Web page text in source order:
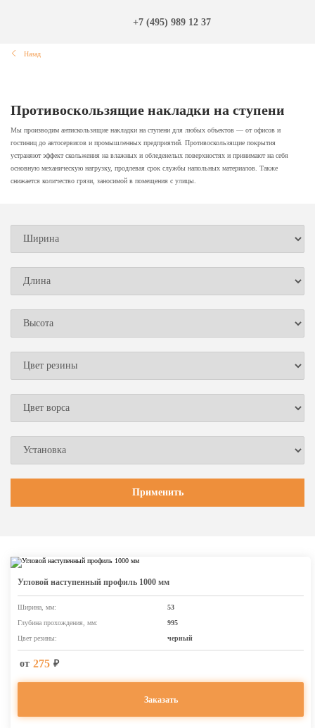
+7 (495) 989 12 37
Назад
Противоскользящие накладки на ступени
Мы производим антискользящие накладки на ступени для любых объектов — от офисов и
гостиниц до автосервисов и промышленных предприятий. Противоскользящие покрытия
устраняют эффект скольжения на влажных и обледенелых поверхностях и принимают на себя
основную механическую нагрузку, продлевая срок службы напольных материалов. Также
снижается количество грязи, заносимой в помещения с улицы.
Угловой наступенный профиль 1000 мм
Ширина, мм:
53
Глубина прохождения, мм:
995
Цвет резины:
черный
от 275 ₽
Заказать